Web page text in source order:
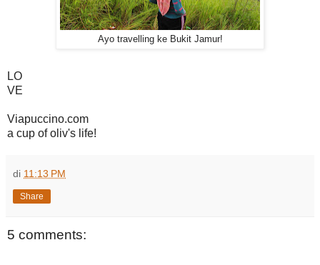
Ayo travelling ke Bukit Jamur!
LO
VE
Viapuccino.com
a cup of oliv's life!
di 11:13 PM
Share
5 comments: